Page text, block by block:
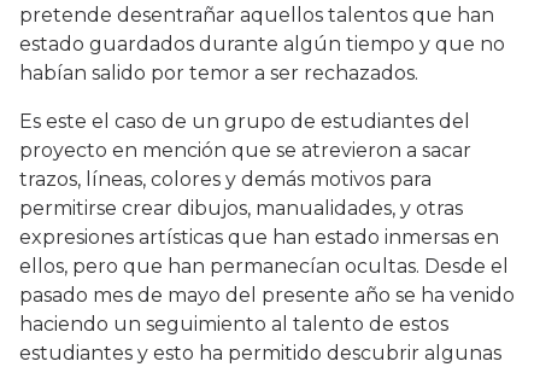
pretende desentrañar aquellos talentos que han
estado guardados durante algún tiempo y que no
habían salido por temor a ser rechazados.
Es este el caso de un grupo de estudiantes del
proyecto en mención que se atrevieron a sacar
trazos, líneas, colores y demás motivos para
permitirse crear dibujos, manualidades, y otras
expresiones artísticas que han estado inmersas en
ellos, pero que han permanecían ocultas. Desde el
pasado mes de mayo del presente año se ha venido
haciendo un seguimiento al talento de estos
estudiantes y esto ha permitido descubrir algunas